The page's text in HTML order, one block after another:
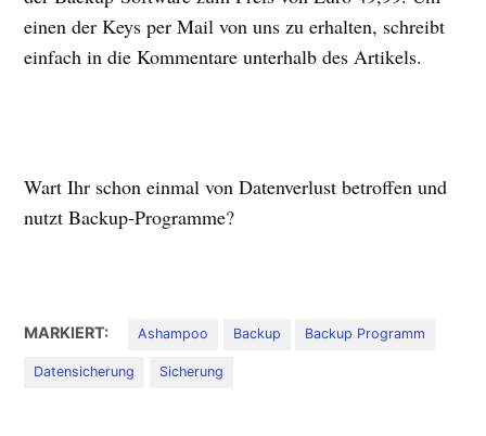
einen der Keys per Mail von uns zu erhalten, schreibt
einfach in die Kommentare unterhalb des Artikels.
Wart Ihr schon einmal von Datenverlust betroffen und
nutzt Backup-Programme?
MARKIERT: Ashampoo Backup Backup Programm
Datensicherung Sicherung